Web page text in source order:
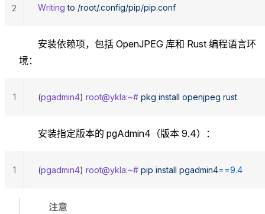
Writing to /root/.config/pip/pip.conf
2
安装依赖项，包括 OpenJPEG 库和 Rust 编程语言环
境：
(pgadmin4) root@ykla:~# pkg install openjpeg rust
1
安装指定版本的 pgAdmin4（版本 9.4）：
(pgadmin4) root@ykla:~# pip install pgadmin4==9.4
1
注意